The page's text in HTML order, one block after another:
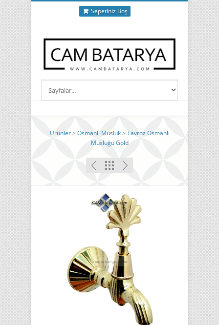
Sepetiniz Boş
Ürünler> Osmanlı Musluk> Tavroz Osmanlı
Musluğu Gold